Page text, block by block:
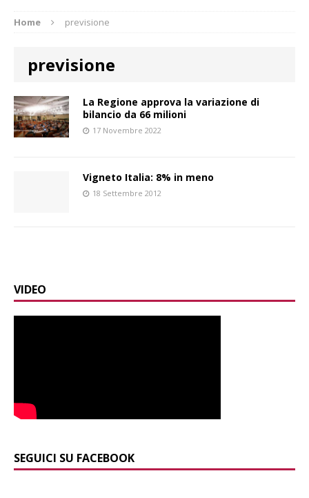
Home previsione
previsione
La Regione approva la variazione di
bilancio da 66 milioni
17 Novembre 2022
Vigneto Italia: 8% in meno
18 Settembre 2012
VIDEO
SEGUICI SU FACEBOOK